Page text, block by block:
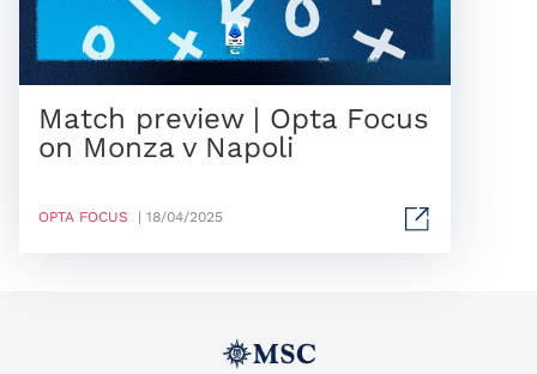
Match preview | Opta Focus
on Monza v Napoli
OPTA FOCUS | 18/04/2025